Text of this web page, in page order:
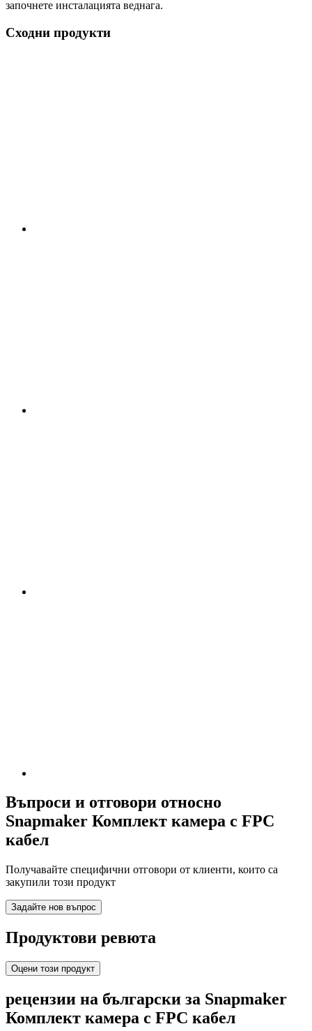
започнете инсталацията веднага.
Сходни продукти
Въпроси и отговори относно
Snapmaker Комплект камера с FPC
кабел
Получавайте специфични отговори от клиенти, които са
закупили този продукт
Задайте нов въпрос
Продуктови ревюта
Оцени този продукт
рецензии на български за Snapmaker
Комплект камера с FPC кабел